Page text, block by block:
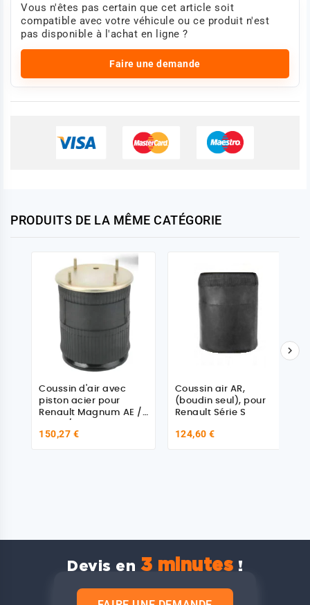
Vous n'êtes pas certain que cet article soit
compatible avec votre véhicule ou ce produit n'est
pas disponible à l'achat en ligne ?
Faire une demande
PRODUITS DE LA MÊME CATÉGORIE
Coussin d'air avec
piston acier pour
Renault Magnum AE /
150,27 €
Coussin air AR,
(boudin seul), pour
Renault Série S
124,60 €

Devis en 3 minutes !